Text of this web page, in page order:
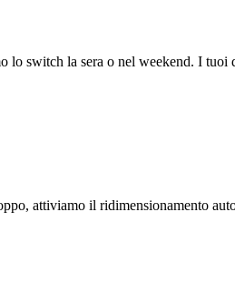
switch la sera o nel weekend. I
attiviamo il ridimensionamento